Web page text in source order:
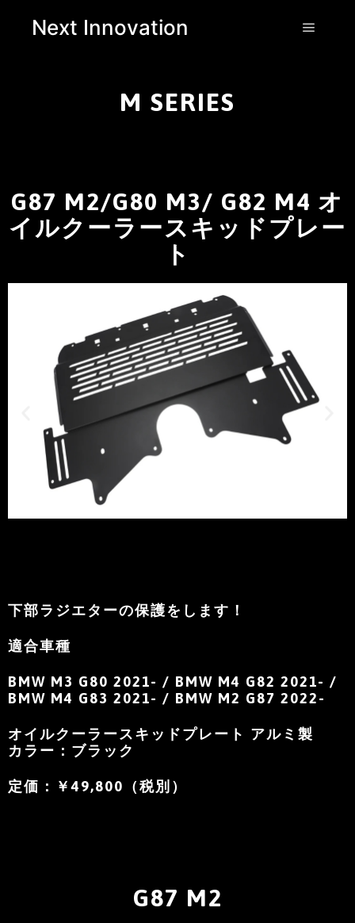
Next Innovation
M SERIES
G87 M2/G80 M3/ G82 M4 オ
イルクーラースキッドプレー
ト
下部ラジエターの保護をします！
適合車種
BMW M3 G80 2021- / BMW M4 G82 2021- /
BMW M4 G83 2021- / BMW M2 G87 2022-
オイルクーラースキッドプレート アルミ製
カラー：ブラック
定価：￥49,800（税別）
G87 M2